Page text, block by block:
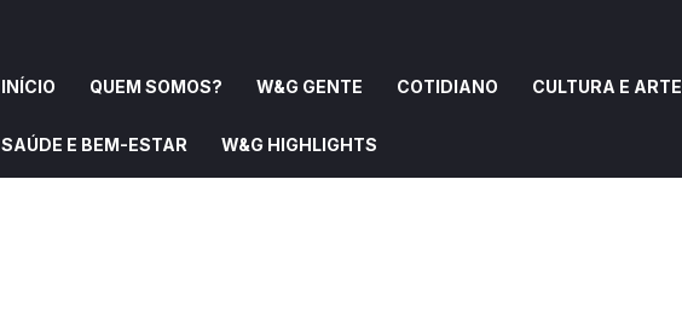
INÍCIO QUEM SOMOS? W&G GENTE COTIDIANO CULTURA E ARTE
SAÚDE E BEM-ESTAR W&G HIGHLIGHTS